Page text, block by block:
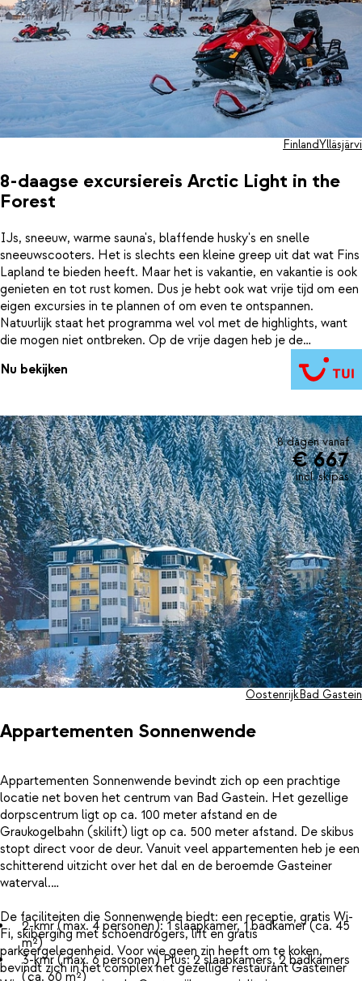
8-daagse excursiereis Arctic Light in the
Forest
FinlandYlläsjärvi
IJs, sneeuw, warme sauna's, blaffende husky's en snelle
sneeuwscooters. Het is slechts een kleine greep uit dat wat Fins
Lapland te bieden heeft. Maar het is vakantie, en vakantie is ook
genieten en tot rust komen. Dus je hebt ook wat vrije tijd om een
eigen excursies in te plannen of om even te ontspannen.
Natuurlijk staat het programma wel vol met de highlights, want
die mogen niet ontbreken. Op de vrije dagen heb je de
mogelijkheid ter plaatse bij de reisleiding een excursie bij te
boeken. Bijkomen doe je bij hotel Ylläsrinne of de Ylläs Holiday
Cabins. Of kies voor luxe en upgrade je kamer naar een Aurora
noorderlicht vanuit je bed.
Nu bekijken
8 dagen vanaf
€ 667
incl. skipas
Appartementen Sonnenwende
OostenrijkBad Gastein
Appartementen Sonnenwende bevindt zich op een prachtige
locatie net boven het centrum van Bad Gastein. Het gezellige
dorpscentrum ligt op ca. 100 meter afstand en de
Graukogelbahn (skilift) ligt op ca. 500 meter afstand. De skibus
stopt direct voor de deur. Vanuit veel appartementen heb je een
schitterend uitzicht over het dal en de beroemde Gasteiner
waterval.
De faciliteiten die Sonnenwende biedt: een receptie, gratis Wi-
Fi, skiberging met schoendrogers, lift en gratis
parkeergelegenheid. Voor wie geen zin heeft om te koken,
bevindt zich in het complex het gezellige restaurant Gasteiner
2-kmr (max. 4 personen): 1 slaapkamer, 1 badkamer (ca. 45
m²)
3-kmr (max. 6 personen) Plus: 2 slaapkamers, 2 badkamers
(ca. 60 m²)